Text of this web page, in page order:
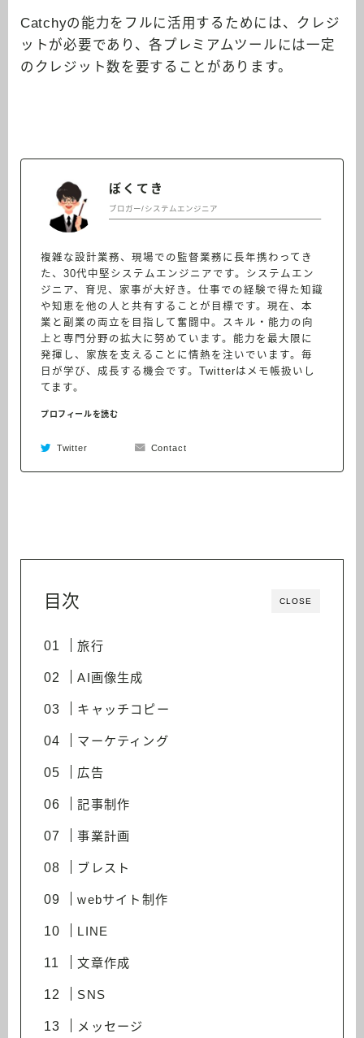
Catchyの能力をフルに活用するためには、クレジ
ットが必要であり、各プレミアムツールには一定
のクレジット数を要することがあります。
ぼくてき
ブロガー/システムエンジニア
複雑な設計業務、現場での監督業務に長年携わってき
た、30代中堅システムエンジニアです。システムエン
ジニア、育児、家事が大好き。仕事での経験で得た知識
や知恵を他の人と共有することが目標です。現在、本
業と副業の両立を目指して奮闘中。スキル・能力の向
上と専門分野の拡大に努めています。能力を最大限に
発揮し、家族を支えることに情熱を注いでいます。毎
日が学び、成長する機会です。Twitterはメモ帳扱いし
てます。
プロフィールを読む
Twitter Contact
CLOSE
目次
旅行
AI画像生成
キャッチコピー
マーケティング
広告
記事制作
事業計画
ブレスト
webサイト制作
LINE
文章作成
SNS
メッセージ